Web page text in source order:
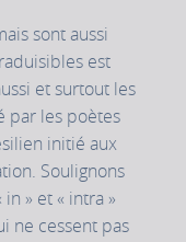
sont aussi
est
et surtout les
par les poètes
initié aux
Soulignons
» et « intra »
ne cessent pas